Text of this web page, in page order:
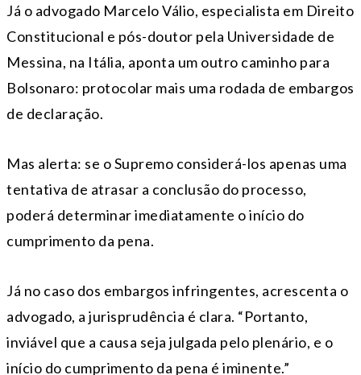
Já o advogado Marcelo Válio, especialista em Direito
Constitucional e pós-doutor pela Universidade de
Messina, na Itália, aponta um outro caminho para
Bolsonaro: protocolar mais uma rodada de embargos
de declaração.
Mas alerta: se o Supremo considerá-los apenas uma
tentativa de atrasar a conclusão do processo,
poderá determinar imediatamente o início do
cumprimento da pena.
Já no caso dos embargos infringentes, acrescenta o
advogado, a jurisprudência é clara. “Portanto,
inviável que a causa seja julgada pelo plenário, e o
início do cumprimento da pena é iminente.”